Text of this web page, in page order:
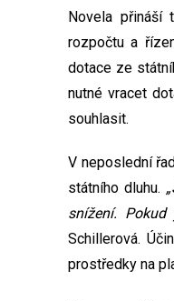
Novela přináší
rozpočtu a
dotace ze
nutné vracet
souhlasit.
V neposlední
státního dluhu.
snížení.
Schillerová.
prostředky na